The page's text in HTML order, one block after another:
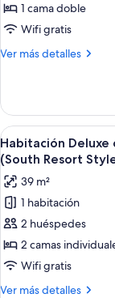
Deluxe
doble,
no
Resort
Style
Building)
1 cama doble
Wifi gratis
Ver más detalles
Más
Deluxe
doble,
no
fumadores
(South
Resort
Style
Building)
Abrir
todas
las
fotos
de
Habitación
Deluxe
con
2
4
Habitación Deluxe
(South Resort
39 m²
1 habitación
2 huéspedes
2 camas
Wifi gratis
Ver más detalles
Más